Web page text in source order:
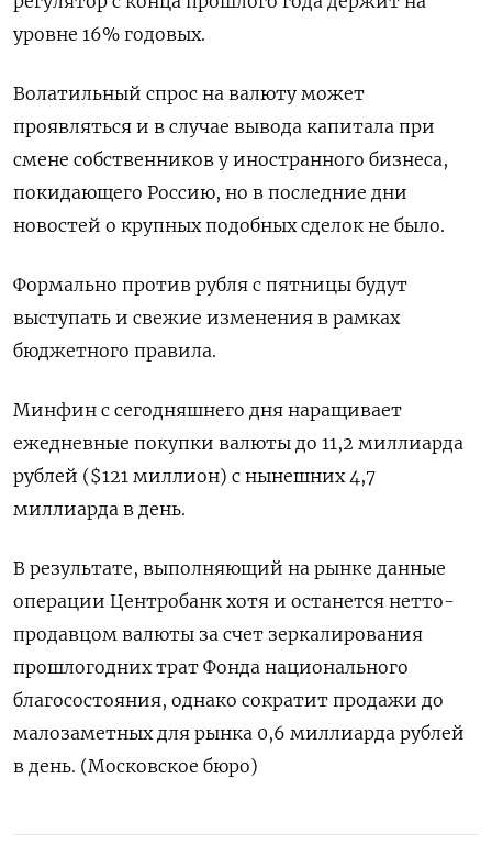
уровне 16% годовых.
Волатильный спрос на валюту может
проявляться и в случае вывода капитала при
смене собственников у иностранного бизнеса,
покидающего Россию, но в последние дни
новостей о крупных подобных сделок не было.
Формально против рубля с пятницы будут
выступать и свежие изменения в рамках
бюджетного правила.
Минфин с сегодняшнего дня наращивает
ежедневные покупки валюты до 11,2 миллиарда
рублей ($121 миллион) с нынешних 4,7
миллиарда в день.
В результате, выполняющий на рынке данные
операции Центробанк хотя и останется нетто-
продавцом валюты за счет зеркалирования
прошлогодних трат Фонда национального
благосостояния, однако сократит продажи до
малозаметных для рынка 0,6 миллиарда рублей
в день. (Московское бюро)